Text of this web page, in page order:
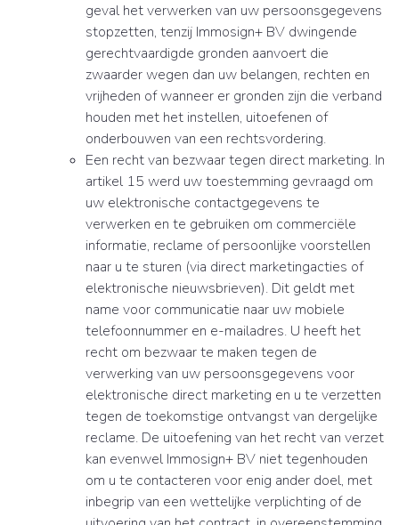
geval het verwerken van uw persoonsgegevens
stopzetten, tenzij Immosign+ BV dwingende
gerechtvaardigde gronden aanvoert die
zwaarder wegen dan uw belangen, rechten en
vrijheden of wanneer er gronden zijn die verband
houden met het instellen, uitoefenen of
onderbouwen van een rechtsvordering.
Een recht van bezwaar tegen direct marketing. In
artikel 15 werd uw toestemming gevraagd om
uw elektronische contactgegevens te
verwerken en te gebruiken om commerciële
informatie, reclame of persoonlijke voorstellen
naar u te sturen (via direct marketingacties of
elektronische nieuwsbrieven). Dit geldt met
name voor communicatie naar uw mobiele
telefoonnummer en e-mailadres. U heeft het
recht om bezwaar te maken tegen de
verwerking van uw persoonsgegevens voor
elektronische direct marketing en u te verzetten
tegen de toekomstige ontvangst van dergelijke
reclame. De uitoefening van het recht van verzet
kan evenwel Immosign+ BV niet tegenhouden
om u te contacteren voor enig ander doel, met
inbegrip van een wettelijke verplichting of de